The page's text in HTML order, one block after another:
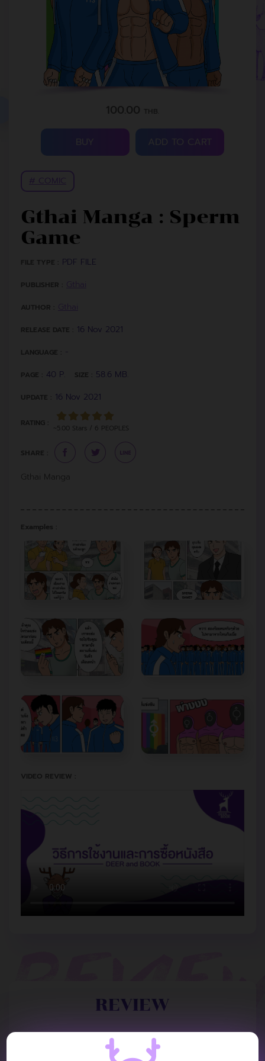
100.00 THB.
ADD TO CART
Gthai Manga : Sperm
Game
FILE TYPE : PDF FILE
PUBLISHER :
AUTHOR :
RELEASE DATE : 16 Nov 2021
LANGUAGE : -
PAGE : 40 P. SIZE : 58.6 MB.
UPDATE : 16 Nov 2021
RATING :
~5.00 Stars / 6 PEOPLES
SHARE :
Gthai Manga
Examples :
VIDEO REVIEW :
REVIEW